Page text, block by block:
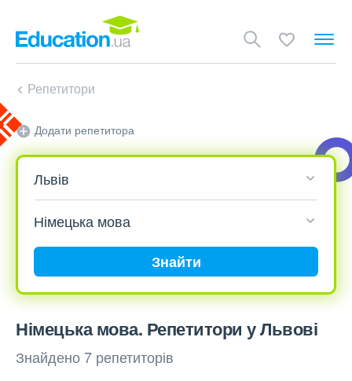
Репетитори
Додати репетитора
Знайти
Німецька мова. Репетитори у Львові
Знайдено 7 репетиторів